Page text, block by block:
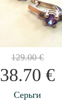
129.00€
38.70 €
Серьги